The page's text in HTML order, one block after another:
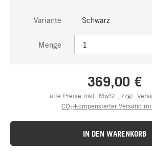
Variante Schwarz
Menge
369,00 €
alle Preise inkl. MwSt., zzgl.
CO₂-kompensierter Versand
IN DEN WARENKORB